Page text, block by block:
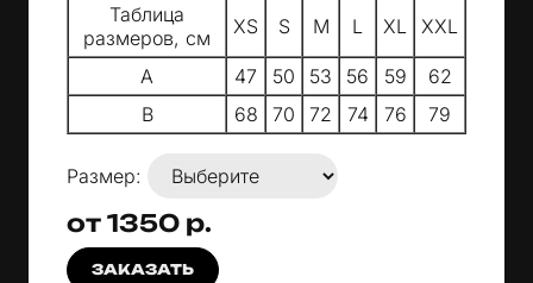
Таблица
размеров, см
XS S M L XL XXL
A 47 50 53 56 59
62
B
68 70 72 74 76 79
Размер:
от 1350 р.
ЗАКАЗАТЬ